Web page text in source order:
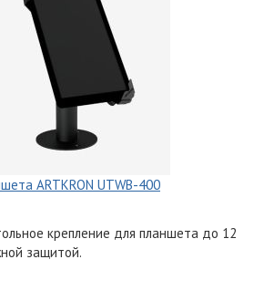
ARTKRON UTWB-400
крепление для планшета до 12
защитой.